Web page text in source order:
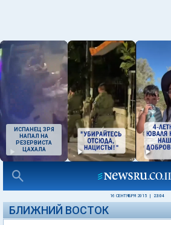
ИСПАНЕЦ ЗРЯ
НАПАЛ НА
РЕЗЕРВИСТА
ЦАХАЛА
16 СЕНТЯБРЯ 2015 23:04
БЛИЖНИЙ ВОСТОК